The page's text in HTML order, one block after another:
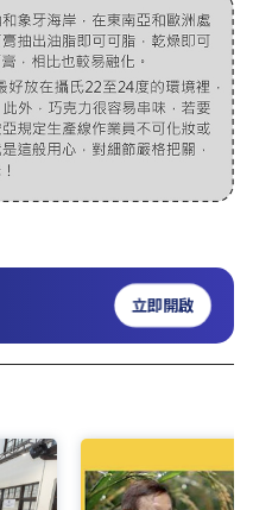
立即開啟